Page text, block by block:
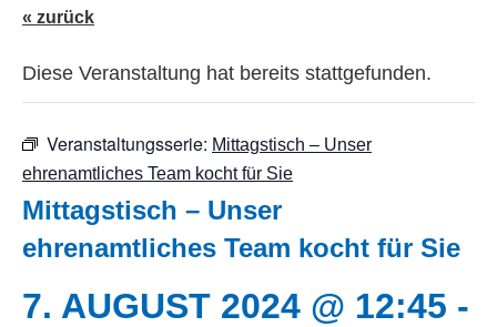
« zurück
Diese Veranstaltung hat bereits stattgefunden.
Veranstaltungsserie: Mittagstisch – Unser
ehrenamtliches Team kocht für Sie
Mittagstisch – Unser
ehrenamtliches Team kocht für Sie
7. AUGUST 2024 @ 12:45 -